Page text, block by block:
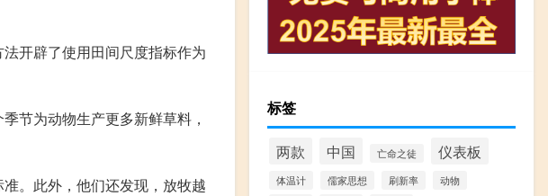
开辟了使用田间尺度指标作为
节为动物生产更多新鲜草料，
。此外，他们还发现，放牧越
标签
两款 中国 亡命之徒 仪表板
体温计 儒家思想 刷新率 动物